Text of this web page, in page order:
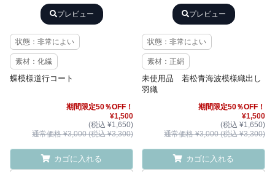
プレビュー
状態：非常によい
素材：化繊
蝶模様道行コート
期間限定50％OFF！
¥1,500
(税込 ¥1,650)
通常価格 ¥3,000 (税込 ¥3,300)
カゴに入れる
プレビュー
状態：非常によい
素材：正絹
未使用品 若松青海波模様織出し
羽織
期間限定50％OFF！
¥1,500
(税込 ¥1,650)
通常価格 ¥3,000 (税込 ¥3,300)
カゴに入れる